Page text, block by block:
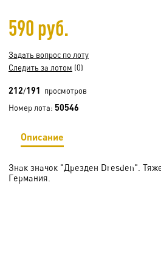
590 руб.
Задать вопрос по лоту
Следить за лотом (0)
212/191 просмотров
Номер лота: 50546
Описание
Знак значок "Дрезден Dresden".
Германия.